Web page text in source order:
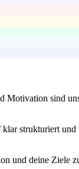
sind
strukturiert
und deine Ziele